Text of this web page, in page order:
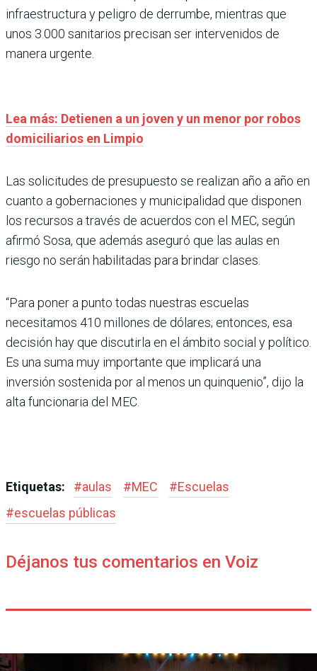
infraestructura y peligro de derrumbe, mientras que
unos 3.000 sanitarios precisan ser intervenidos de
manera urgente.
Lea más: Detienen a un joven y un menor por robos
domiciliarios en Limpio
Las solicitudes de presupuesto se realizan año a año en
cuanto a gobernaciones y municipalidad que disponen
los recursos a través de acuerdos con el MEC, según
afirmó Sosa, que además aseguró que las aulas en
riesgo no serán habilitadas para brindar clases.
“Para poner a punto todas nuestras escuelas
necesitamos 410 millones de dólares; entonces, esa
decisión hay que discutirla en el ámbito social y político.
Es una suma muy importante que implicará una
inversión sostenida por al menos un quinquenio”, dijo la
alta funcionaria del MEC.
Etiquetas: #aulas #MEC #Escuelas
#escuelas públicas
Déjanos tus comentarios en Voiz